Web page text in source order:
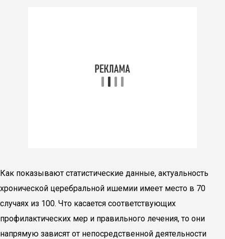
Как показывают статистические данные, актуальность
хронической церебральной ишемии имеет место в 70
случаях из 100. Что касается соответствующих
профилактических мер и правильного лечения, то они
напрямую зависят от непосредственной деятельности